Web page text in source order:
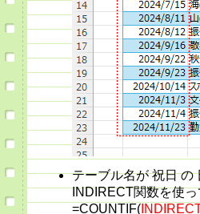
テーブル名が 祝日 の
INDIRECT関数を使っ
=COUNTIF(